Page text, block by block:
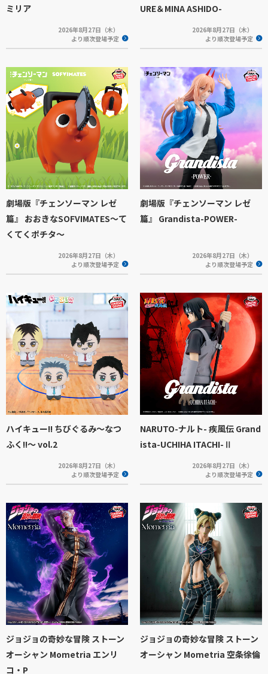
ミリア
2026年8月27日（木）
より順次登場予定
URE＆MINA ASHIDO-
2026年8月27日（木）
より順次登場予定
劇場版『チェンソーマン レゼ
篇』 おおきなSOFVIMATES～て
くてくポチタ～
2026年8月27日（木）
より順次登場予定
劇場版『チェンソーマン レゼ
篇』 Grandista-POWER-
2026年8月27日（木）
より順次登場予定
ハイキュー!! ちびぐるみ～なつ
ふく!!～ vol.2
2026年8月27日（木）
より順次登場予定
NARUTO-ナルト- 疾風伝 Grand
ista-UCHIHA ITACHI-Ⅱ
2026年8月27日（木）
より順次登場予定
ジョジョの奇妙な冒険 ストーン
オーシャン Mometria エンリ
コ・P
ジョジョの奇妙な冒険 ストーン
オーシャン Mometria 空条徐倫